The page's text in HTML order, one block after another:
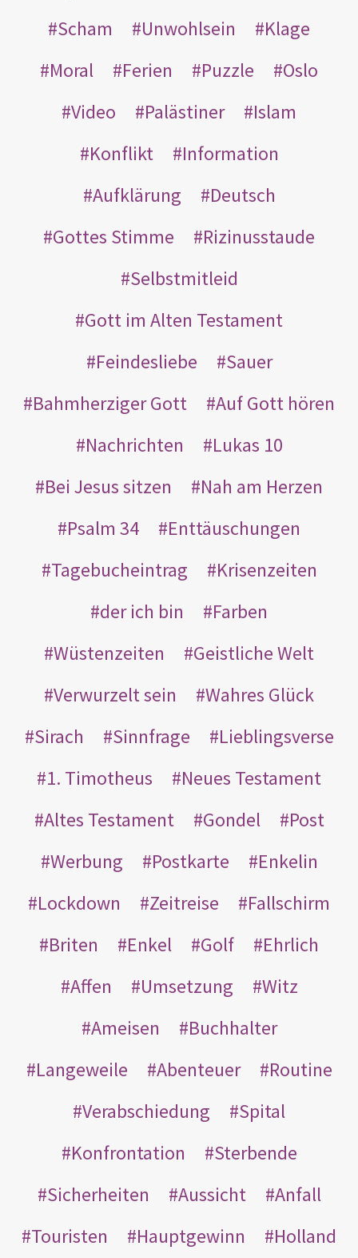
Scham
Unwohlsein
Klage
Moral
Ferien Puzzle
Oslo
Video
Palästiner
Islam
Konflikt
Information
Aufklärung
Deutsch
Gottes Stimme
Rizinusstaude
Selbstmitleid
Gott im Alten Testament
Feindesliebe
Sauer
Bahmherziger Gott
Auf Gott hören
Nachrichten
Lukas 10
Bei Jesus sitzen
Nah am Herzen
Psalm 34
Enttäuschungen
Tagebucheintrag
Krisenzeiten
der ich bin
Farben
Wüstenzeiten
Geistliche Welt
Verwurzelt sein
Wahres Glück
Sirach
Sinnfrage
Lieblingsverse
1. Timotheus
Neues Testament
Altes Testament
Gondel
Post
Werbung
Postkarte
Enkelin
Lockdown
Zeitreise
Fallschirm
Briten
Enkel Golf
Ehrlich
Affen
Umsetzung
Witz
Ameisen
Buchhalter
Langeweile
Abenteuer
Routine
Verabschiedung
Spital
Konfrontation
Sterbende
Sicherheiten
Aussicht
Anfall
Touristen
Hauptgewinn Holland